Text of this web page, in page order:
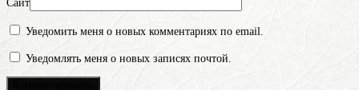
Сайт
Уведомить меня о новых комментариях по email.
Уведомлять меня о новых записях почтой.